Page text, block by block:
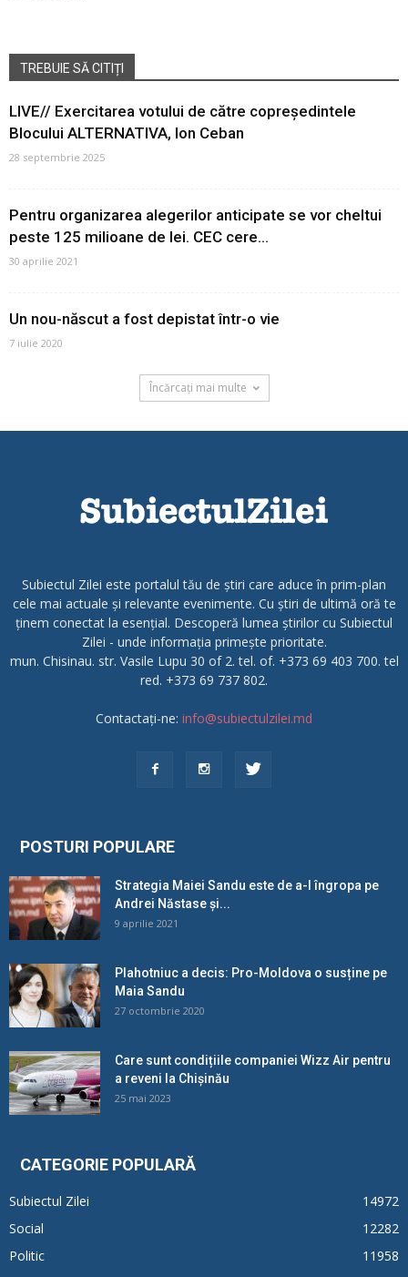
TREBUIE SĂ CITIȚI
LIVE// Exercitarea votului de către copreședintele
Blocului ALTERNATIVA, Ion Ceban
28 septembrie 2025
Pentru organizarea alegerilor anticipate se vor cheltui
peste 125 milioane de lei. CEC cere...
30 aprilie 2021
Un nou-născut a fost depistat într-o vie
7 iulie 2020
Încărcați mai multe
Subiectul Zilei este portalul tău de știri care aduce în prim-plan
cele mai actuale și relevante evenimente. Cu știri de ultimă oră te
ținem conectat la esențial. Descoperă lumea știrilor cu Subiectul
Zilei - unde informația primește prioritate.
mun. Chisinau. str. Vasile Lupu 30 of 2. tel. of. +373 69 403 700. tel
red. +373 69 737 802.
Contactați-ne: info@subiectulzilei.md
POSTURI POPULARE
Strategia Maiei Sandu este de a-l îngropa pe
Andrei Năstase și...
9 aprilie 2021
Plahotniuc a decis: Pro-Moldova o susține pe
Maia Sandu
27 octombrie 2020
Care sunt condițiile companiei Wizz Air pentru
a reveni la Chișinău
25 mai 2023
CATEGORIE POPULARĂ
Subiectul Zilei
14972
Social
12282
Politic
11958